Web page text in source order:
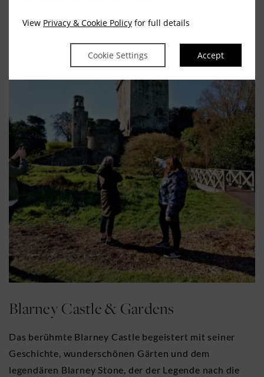
View Privacy & Cookie Policy for full details
Cookie Settings Accept
Blarney Castle & Gardens
Das berühmte Blarney Castle begeistert mit seiner
Geschichte, wunderschönen Gärten und dem
legendären Blarney Stone, der der Legende nach die